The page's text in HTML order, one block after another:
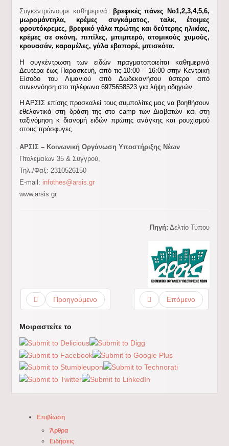
Συγκεντρώνουμε καθημερινά: βρεφικές πάνες Νο1,2,3,4,5,6,
μωρομάντηλα, κρέμες συγκάματος, ταλκ, έτοιμες
φρουτόκρεμες, βρεφικό γάλα πρώτης και δεύτερης ηλικίας,
κρέμες σε σκόνη, πιπίλες, μπιμπερό, ατομικούς χυμούς,
κρουασάν, καραμέλες, γάλα εβαπορέ, μπισκότα.
Η συγκέντρωση των ειδών πραγματοποιείται καθημερινά
Δευτέρα έως Παρασκευή, από τις 10:00 – 16:00 στην Κεντρική
Είσοδο του Λιμανιού από Δωδεκανήσου ύστερα από
συνεννόηση στο τηλέφωνο 6975658523 για λήψη οδηγιών.
Η ΑΡΣΙΣ επίσης προσκαλεί τους συμπολίτες μας να βοηθήσουν
εθελοντικά στη δράση της στο campτων Διαβατών και στη
ταξινόμηση κ διανομή ειδών πρώτης ανάγκης και ρουχισμού
στους πρόσφυγες.
ΑΡΣΙΣ – Κοινωνική Οργάνωση Υποστήριξης Νέων
Πτολεμαίων 35 & Συγγρού,
Τηλ./Φαξ: 2310526150
E-mail: infothes@arsis.gr
www.arsis.gr
Πηγή: Δελτίο Τύπου
Προηγούμενο Επόμενο
Μοιραστείτε το
Επιβίωση
Άρθρα
Ειδήσεις